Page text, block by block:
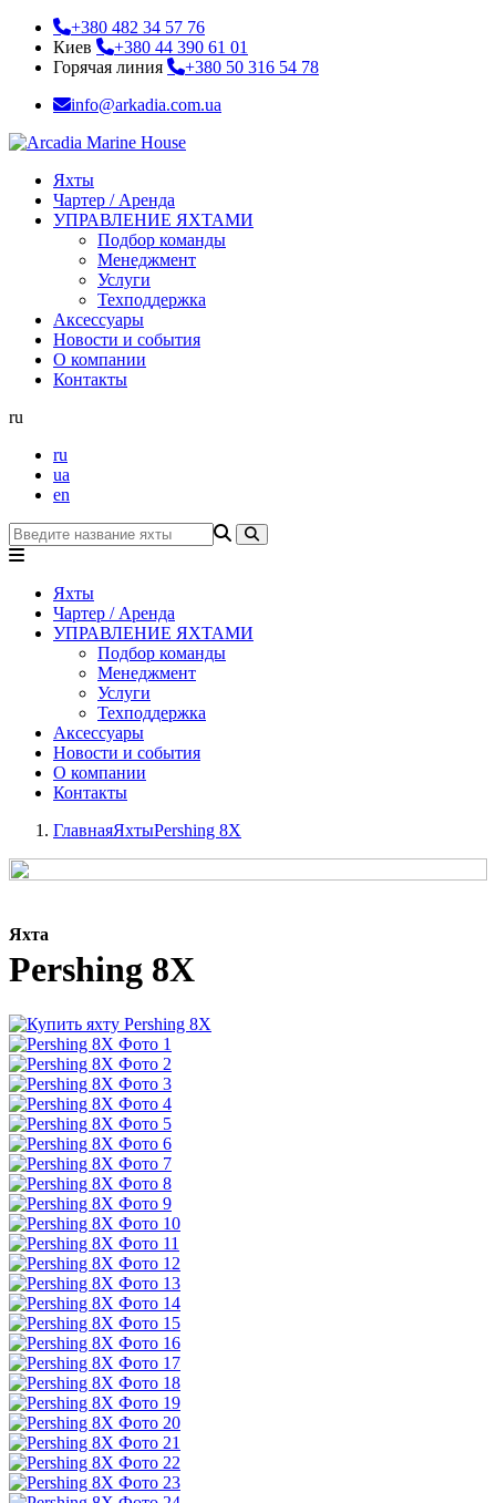
+380 482 34 57 76
Киев
+380 44 390 61 01
Горячая линия
+380 50 316 54 78
info@arkadia.com.ua
Яхты
Чартер / Аренда
УПРАВЛЕНИЕ ЯХТАМИ
Подбор команды
Менеджмент
Услуги
Техподдержка
Аксессуары
Новости и события
О компании
Контакты
ru
ru
ua
en
Яхты
Чартер / Аренда
УПРАВЛЕНИЕ ЯХТАМИ
Подбор команды
Менеджмент
Услуги
Техподдержка
Аксессуары
Новости и события
О компании
Контакты
ГлавнаяЯхтыPershing 8X
Яхта
Pershing 8X